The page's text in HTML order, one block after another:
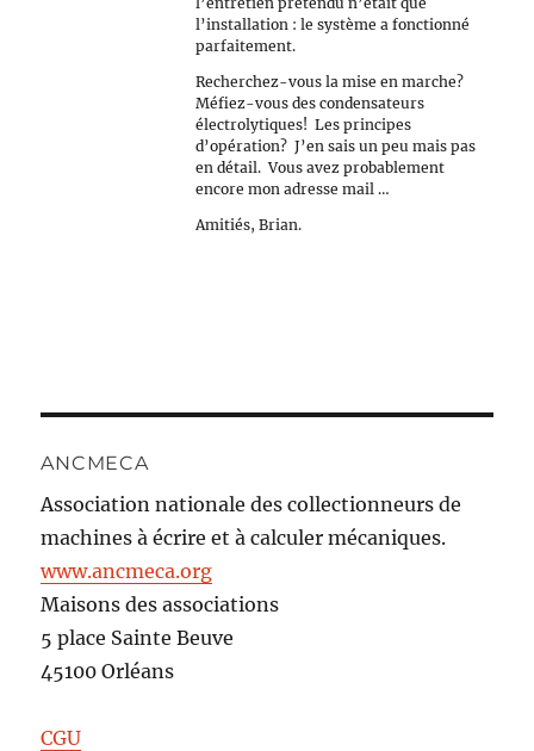
l’installation : le système a fonctionné
parfaitement.
Recherchez-vous la mise en marche?
Méfiez-vous des condensateurs
électrolytiques! Les principes
d’opération? J’en sais un peu mais pas
en détail. Vous avez probablement
encore mon adresse mail …
Amitiés, Brian.
ANCMECA
Association nationale des collectionneurs de
machines à écrire et à calculer mécaniques.
www.ancmeca.org
Maisons des associations
5 place Sainte Beuve
45100 Orléans
CGU